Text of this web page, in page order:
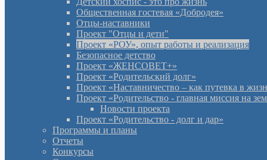
Общественная гостевая «Добродея»
Отцы-наставники
Проект "Отцы и дети"
Проект «РОУ», опыт работы и реализация
Безопасное детство
Проект «ЖЕНСОВЕТ+»
Проект «Родительский долг»
Проект «Наставничество – как путевка в
Проект «Родительство - главная миссия на
Новости проекта
Проект «Родительство - долг и дар»
Программы и планы
Отчеты
Конкурсы